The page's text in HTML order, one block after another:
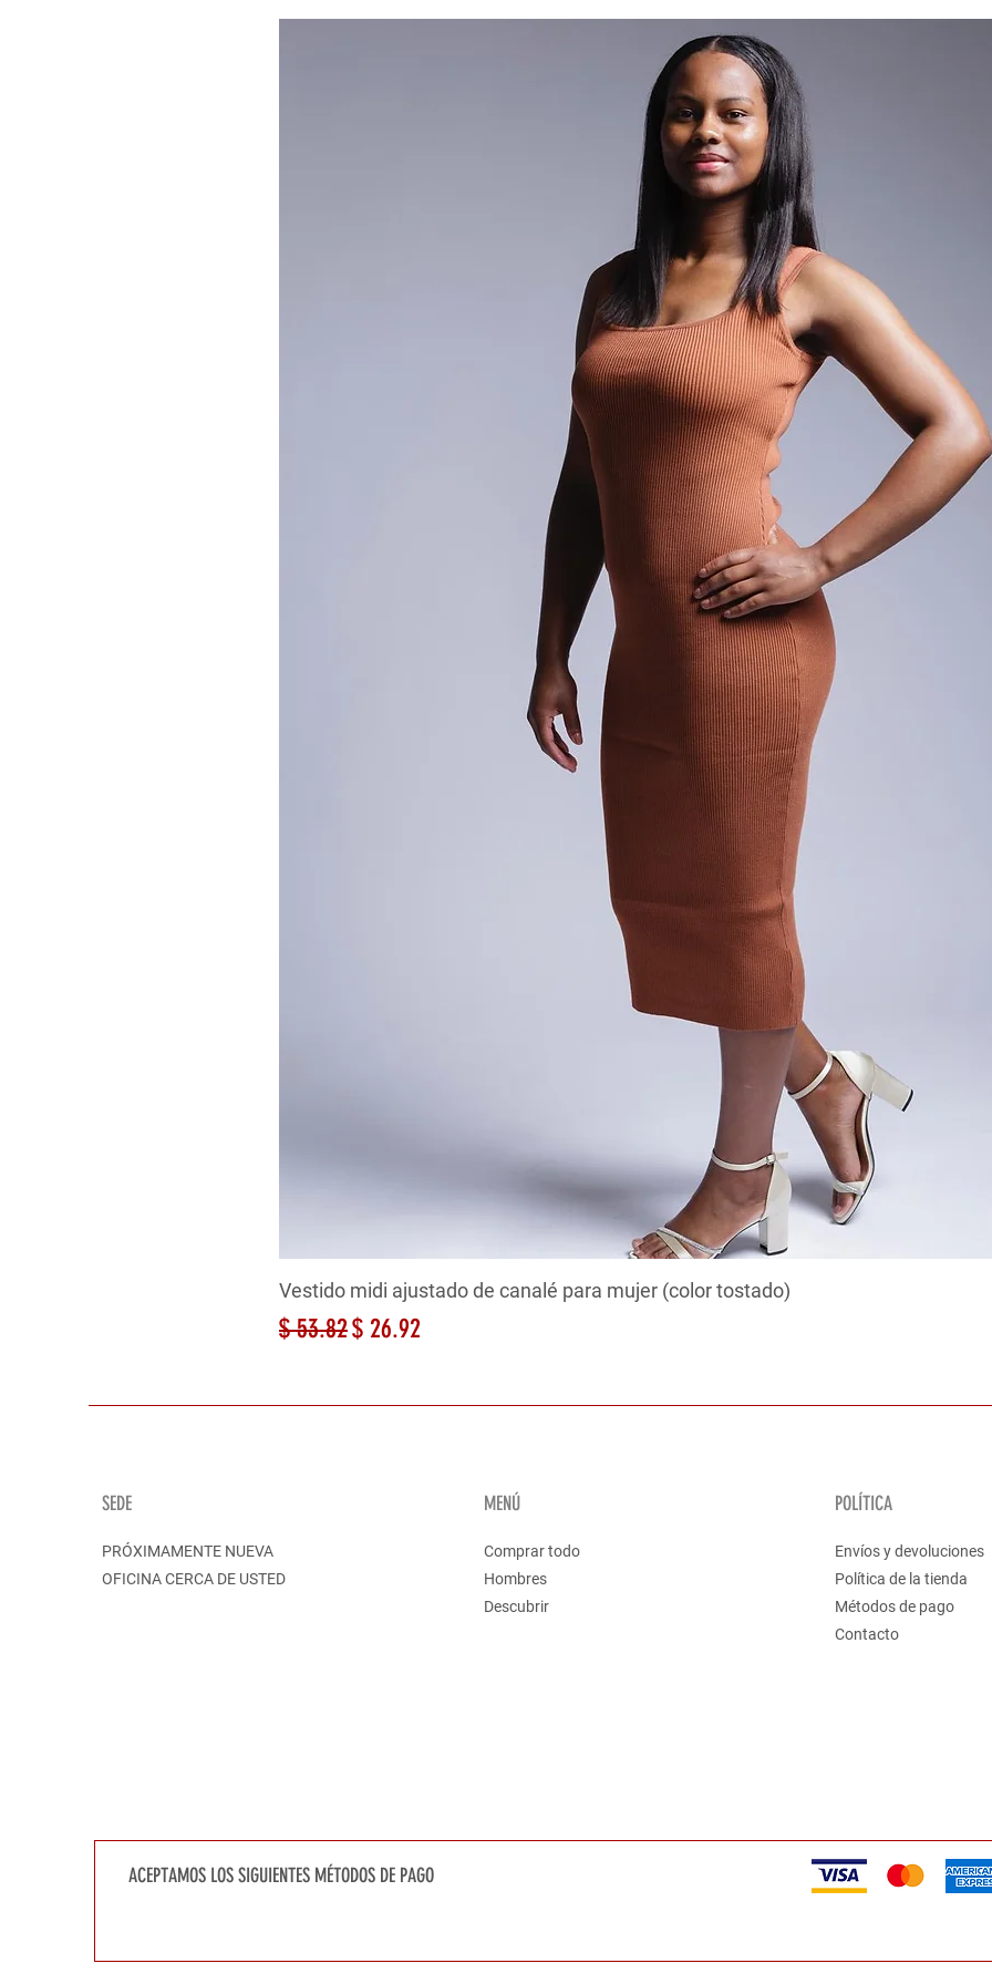
Vestido midi ajustado de canalé para mujer (color tostado)
Precio
$ 53.82Precio de oferta
$ 26.92
SEDE
PRÓXIMAMENTE NUEVA
OFICINA CERCA DE USTED
MENÚ
Comprar todo
Hombres
Descubrir
POLÍTICA
Envíos y devoluciones
Política de la tienda
Métodos de pago
Contacto
ACEPTAMOS LOS SIGUIENTES MÉTODOS DE PAGO